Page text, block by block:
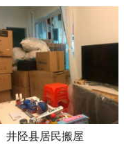
井陉县居民搬屋